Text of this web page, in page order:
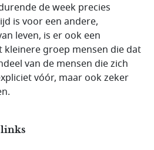
de week precies
is voor een andere,
leven, is er ook een
kleinere groep mensen die dat
van de mensen die zich
vóór, maar ook zeker
links